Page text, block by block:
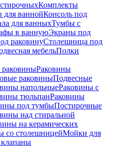
Комплекты
для ваннойКонсоль под
для ванныхТумбы с
в ваннуюЭкраны под
раковинуСтолешница под
мебельПолки
раковиныРаковины
раковиныПодвесные
напольныеРаковины с
тюльпанРаковины
под тумбыПостирочные
над стиральной
на керамических
со столешницейМойки для